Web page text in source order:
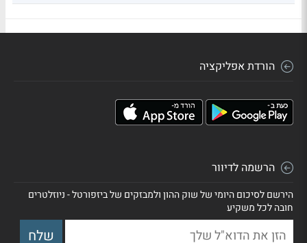
הורדת אפליקציה
הרשמה לדיוור
הירשם לסיכום היומי של שוק ההון ולמבזקים של ביזפורטל - ניוזלטרים
חובה לכל משקיע